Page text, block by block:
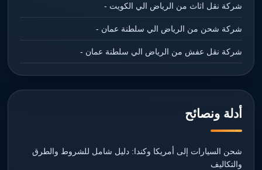
شركة نقل اثاث من الرياض الي الكويت -
شركة شحن من الرياض الي سلطنة عمان -
شركة نقل عفش من الرياض الي سلطنة عمان -
أدلة ونصائح
شحن السيارات إلى أمريكا وكندا: دليل شامل للشروط والطرق
والتكاليف